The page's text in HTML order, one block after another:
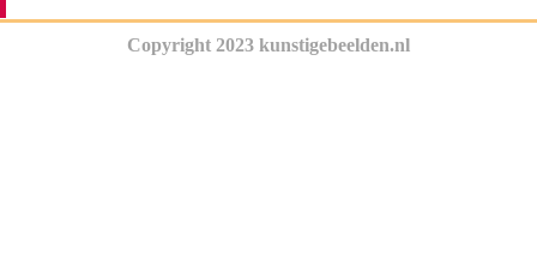
Copyright 2023 kunstigebeelden.nl